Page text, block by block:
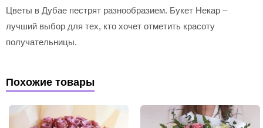
Цветы в Дубае пестрят разнообразием. Букет Некар –
лучший выбор для тех, кто хочет отметить красоту
получательницы.
Похожие товары